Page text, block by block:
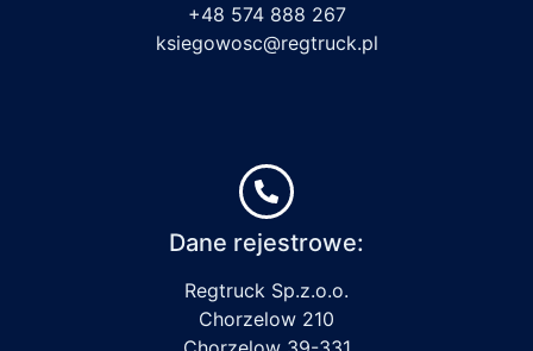
+48 574 888 267
ksiegowosc@regtruck.pl
Dane rejestrowe:
Regtruck Sp.z.o.o.
Chorzelow 210